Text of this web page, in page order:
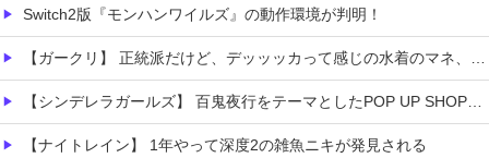
Switch2版『モンハンワイルズ』の動作環境が判明！
【ガークリ】 正統派だけど、デッッッカって感じの水着のマネ、ラファエ口、セッシュウへの反応！！！
【シンデレラガールズ】 百鬼夜行をテーマとしたPOP UP SHOPが東京・大阪にて開催
【ナイトレイン】 1年やって深度2の雑魚ニキが発見される